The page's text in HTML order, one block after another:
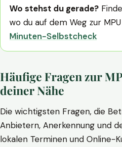
Wo stehst du gerade?
wo du auf dem Weg zur
Minuten-Selbstcheck
Häufige Fragen zur
deiner Nähe
Die wichtigsten Fragen, die
Anbietern, Anerkennung und
lokalen Terminen und Online-